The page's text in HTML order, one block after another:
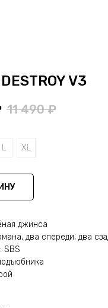
V3
11 490 ₽
L XL
джинса
два спереди, два
SBS